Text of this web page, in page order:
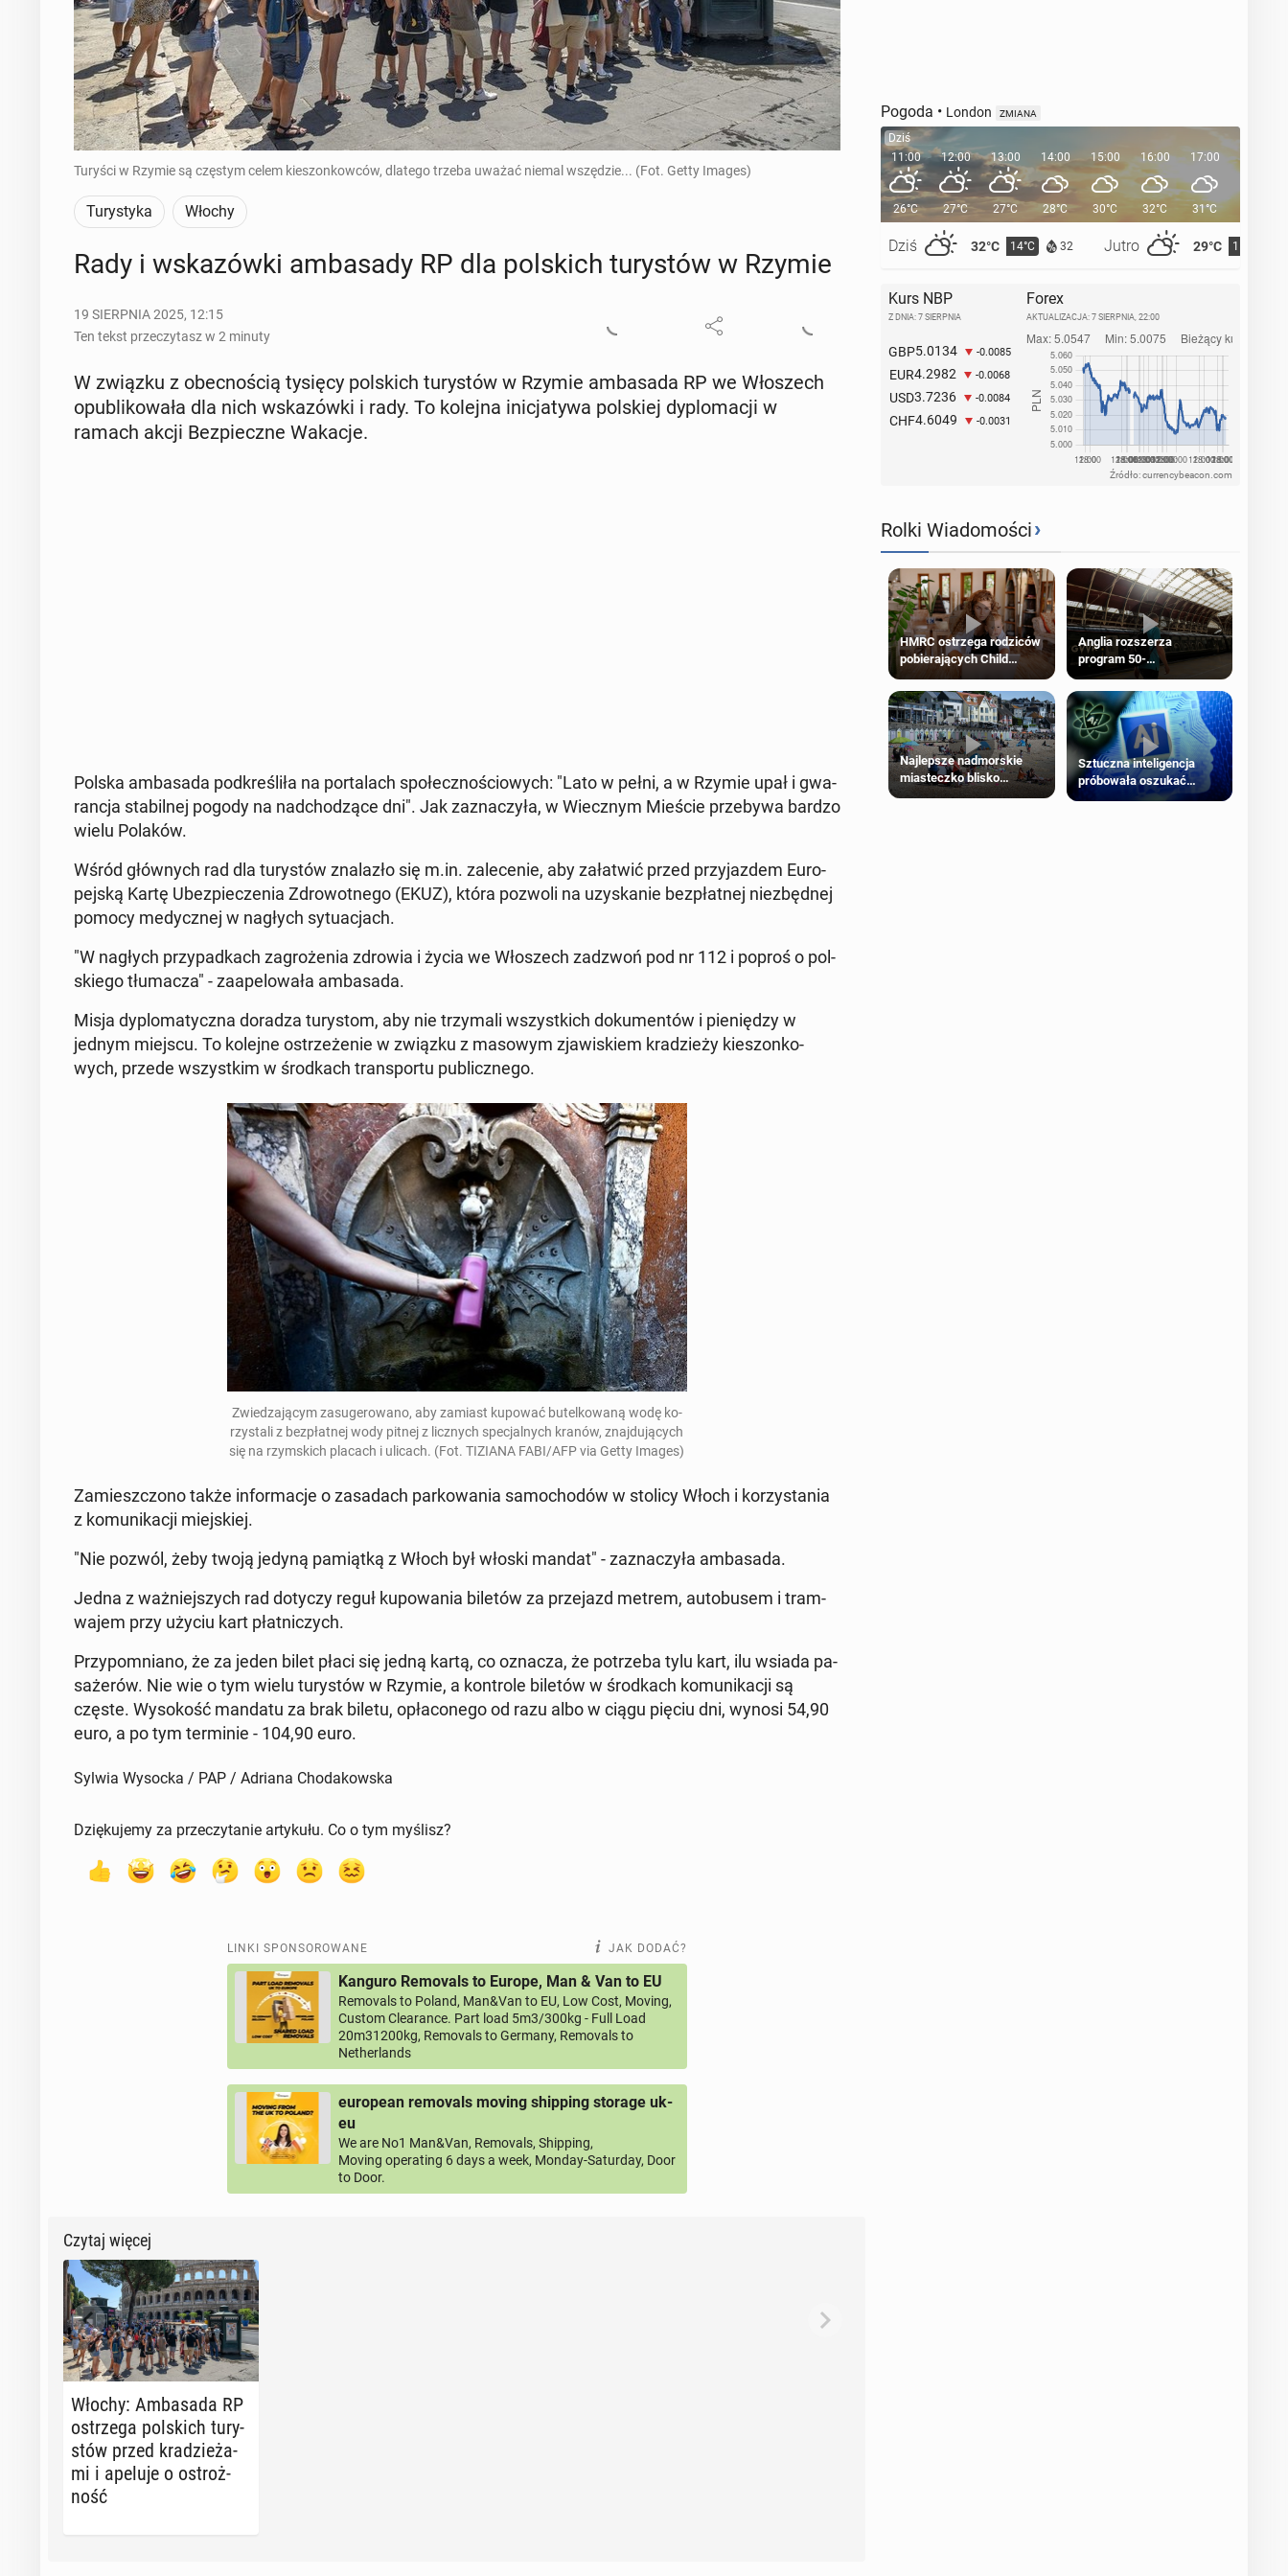
Turyści w Rzymie są częstym celem kieszonkowców, dlatego trzeba uważać niemal wszędzie... (Fot. Getty Images)
Turystyka Włochy
Rady i wska­zów­ki am­ba­sa­dy RP dla pol­skich tu­ry­stów w Rzymie
19 SIERPNIA 2025, 12:15
Ten tekst przeczytasz w 2 minuty
W związku z obec­no­ścią tysięcy pol­skich tu­ry­stów w Rzymie am­ba­sa­da RP we Wło­szech
opu­bli­ko­wa­ła dla nich wska­zów­ki i rady. To kolejna ini­cja­ty­wa pol­skiej dy­plo­ma­cji w
ramach akcji Bez­piecz­ne Wakacje.
Polska am­ba­sa­da pod­kre­śli­ła na por­ta­lach spo­łecz­no­ścio­wych: "Lato w pełni, a w Rzymie upał i gwa­
ran­cja sta­bil­nej pogody na nad­cho­dzą­ce dni". Jak za­zna­czy­ła, w Wiecz­nym Mieście prze­by­wa bardzo
wielu Polaków.
Wśród głów­nych rad dla tu­ry­stów zna­la­zło się m.in. za­le­ce­nie, aby za­ła­twić przed przy­jaz­dem Eu­ro­
pej­ską Kartę Ubez­pie­cze­nia Zdro­wot­ne­go (EKUZ), która pozwoli na uzy­ska­nie bez­płat­nej nie­zbęd­nej
pomocy me­dycz­nej w nagłych sy­tu­acjach.
"W nagłych przy­pad­kach za­gro­że­nia zdrowia i życia we Wło­szech zadzwoń pod nr 112 i poproś o pol­
skie­go tłu­ma­cza" - za­ape­lo­wa­ła am­ba­sa­da.
Misja dy­plo­ma­tycz­na doradza tu­ry­stom, aby nie trzy­ma­li wszyst­kich do­ku­men­tów i pie­nię­dzy w
jednym miejscu. To kolejne ostrze­że­nie w związku z masowym zja­wi­skiem kra­dzie­ży kie­szon­ko­
wych, przede wszyst­kim w środ­kach trans­por­tu pu­blicz­ne­go.
Zwie­dza­ją­cym za­su­ge­ro­wa­no, aby zamiast kupować bu­tel­ko­wa­ną wodę ko­
rzy­sta­li z bez­płat­nej wody pitnej z licz­nych spe­cjal­nych kranów, znaj­du­ją­cych
się na rzym­skich placach i ulicach. (Fot. TIZIANA FABI/AFP via Getty Images)
Za­miesz­czo­no także in­for­ma­cje o za­sa­dach par­ko­wa­nia sa­mo­cho­dów w stolicy Włoch i ko­rzy­sta­nia
z ko­mu­ni­ka­cji miej­skiej.
"Nie pozwól, żeby twoją jedyną pa­miąt­ką z Włoch był włoski mandat" - za­zna­czy­ła am­ba­sa­da.
Jedna z waż­niej­szych rad dotyczy reguł ku­po­wa­nia biletów za prze­jazd metrem, au­to­bu­sem i tram­
wa­jem przy użyciu kart płat­ni­czych.
Przy­po­mnia­no, że za jeden bilet płaci się jedną kartą, co oznacza, że po­trze­ba tylu kart, ilu wsiada pa­
sa­że­rów. Nie wie o tym wielu tu­ry­stów w Rzymie, a kon­tro­le biletów w środ­kach ko­mu­ni­ka­cji są
częste. Wy­so­kość mandatu za brak biletu, opła­co­ne­go od razu albo w ciągu pięciu dni, wynosi 54,90
euro, a po tym ter­mi­nie - 104,90 euro.
Sylwia Wysocka / PAP / Adriana Chodakowska
Dziękujemy za przeczytanie artykułu. Co o tym myślisz?
LINKI SPONSOROWANE JAK DODAĆ?
Kanguro Removals to Europe, Man & Van to EU
Removals to Poland, Man&Van to EU, Low Cost, Moving,
Custom Clearance. Part load 5m3/300kg - Full Load
20m31200kg, Removals to Germany, Removals to
Netherlands
european removals moving shipping storage uk-
eu
We are No1 Man&Van, Removals, Shipping,
Moving operating 6 days a week, Monday-Saturday, Door
to Door.
Czytaj więcej
Włochy: Am­ba­sa­da RP
ostrze­ga pol­skich tu­ry­
stów przed kra­dzie­ża­
mi i apeluje o ostroż­
ność
Pogoda • London ZMIANA
Dziś
11:00
26°C
Dziś 32°C 14°C 32 Jutro 29°C 15°C
12:00
27°C
13:00
27°C
14:00
28°C
15:00
30°C
16:00
32°C
17:00
31°C
18:00
Kurs NBP
Z DNIA: 7 SIERPNIA
GBP5.0134 -0.0085
EUR4.2982 -0.0068
USD3.7236 -0.0084
CHF4.6049 -0.0031
Forex
AKTUALIZACJA: 7 SIERPNIA, 22:00
Źródło: currencybeacon.com
Rolki Wiadomości›
HMRC ostrzega rodziców
pobierających Child
Benefit. Mogą być
zobowiązani do zwrotu
zasiłku
Anglia rozszerza
program 50-
procentowych zniżek
kolejowych na 18-latków
Najlepsze nadmorskie
miasteczko blisko
Sztuczna inteligencja
próbowała oszukać
człowieka